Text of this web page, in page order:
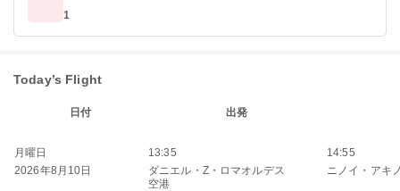
1
Today’s Flight
日付 出発
月曜日
2026年8月10日
13:35
ダニエル・Z・ロマオルデス
空港
14:55
ニノイ・アキ